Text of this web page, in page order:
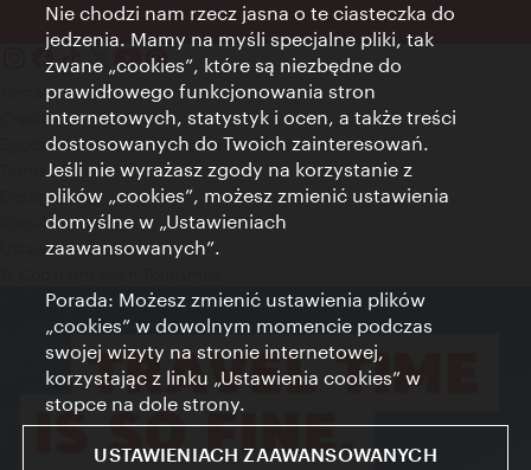
Kontakt
Credits
Zgoda na przetwarzanie danych osobowych
Terms of Use
Dostępność
Kontakt prasowy
Ustawienia cookies
Nie chodzi nam rzecz jasna o te ciasteczka do
jedzenia. Mamy na myśli specjalne pliki, tak
zwane „cookies”, które są niezbędne do
prawidłowego funkcjonowania stron
internetowych, statystyk i ocen, a także treści
dostosowanych do Twoich zainteresowań.
Jeśli nie wyrażasz zgody na korzystanie z
plików „cookies”, możesz zmienić ustawienia
domyślne w „Ustawieniach
zaawansowanych”.
Porada: Możesz zmienić ustawienia plików
„cookies” w dowolnym momencie podczas
swojej wizyty na stronie internetowej,
korzystając z linku „Ustawienia cookies” w
stopce na dole strony.
USTAWIENIACH ZAAWANSOWANYCH